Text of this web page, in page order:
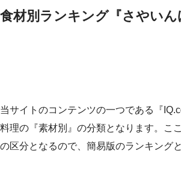
食材別ランキング『さやいん
当サイトのコンテンツの一つである『
料理の『素材別』の分類となります。こ
の区分となるので、簡易版のランキング